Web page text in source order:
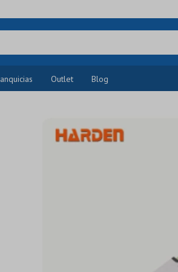
Outlet Blog